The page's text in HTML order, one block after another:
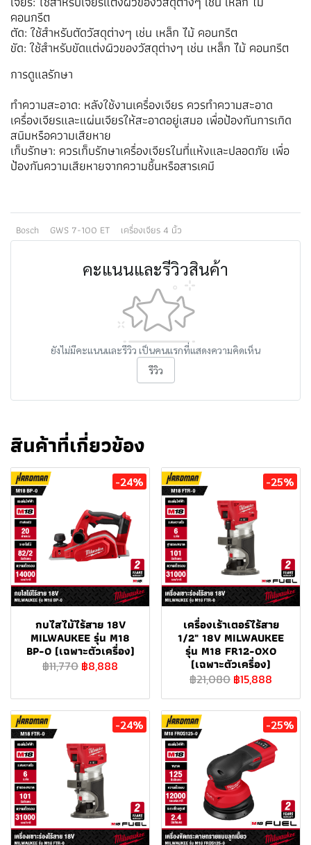
คอนกรีต
ตัด: ใช้สำหรับตัดวัสดุต่างๆ เช่น เหล็ก ไม้ คอนกรีต
ขัด: ใช้สำหรับขัดแต่งผิวของวัสดุต่างๆ เช่น เหล็ก ไม้ คอนกรีต
การดูแลรักษา
ทำความสะอาด: หลังใช้งานเครื่องเจียร ควรทำความสะอาด
เครื่องเจียรและแผ่นเจียรให้สะอาดอยู่เสมอ เพื่อป้องกันการเกิด
สนิมหรือความเสียหาย
เก็บรักษา: ควรเก็บรักษาเครื่องเจียรในที่แห้งและปลอดภัย เพื่อ
ป้องกันความเสียหายจากความชื้นหรือสารเคมี
Bosch GWS 7-100 ET เครื่องเจียร 4 นิ้ว
คะแนนและรีวิวสินค้า
ยังไม่มีคะแนนและรีวิว เป็นคนแรกที่แสดงความคิดเห็น
รีวิว
สินค้าที่เกี่ยวข้อง
-24%
กบไสไม้ไร้สาย 18V
MILWAUKEE รุ่น M18
BP-0 (เฉพาะตัวเครื่อง)
฿11,770 ฿8,888
-25%
เครื่องเร้าเตอร์ไร้สาย
1/2" 18V MILWAUKEE
รุ่น M18 FR12-0X0
(เฉพาะตัวเครื่อง)
฿21,080 ฿15,888
-24% -25%